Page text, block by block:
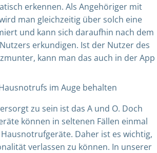
erkennen. Als Angehöriger mit
man gleichzeitig über solch eine
und kann sich daraufhin nach dem
erkundigen. Ist der Nutzer des
kann man das auch in der App
im Auge behalten
zu sein ist das A und O. Doch
können in seltenen Fällen einmal
Daher ist es wichtig,
verlassen zu können. In unserer